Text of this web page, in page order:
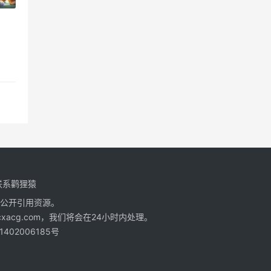
系鹳狸猿
开引用资源。
，我们将会在24小时内处理。
号